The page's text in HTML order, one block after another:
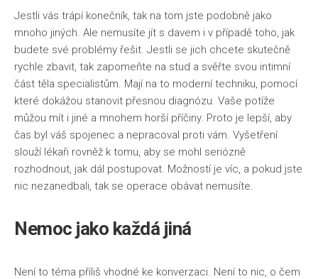
Zboží
Zdraví
Životní styl
Jestli vás trápí konečník, tak na tom jste podobně jako
mnoho jiných. Ale nemusíte jít s davem i v případě toho, jak
budete své problémy řešit. Jestli se jich chcete skutečně
rychle zbavit, tak zapomeňte na stud a svěřte svou intimní
část těla specialistům. Mají na to moderní techniku, pomocí
které dokážou stanovit přesnou diagnózu. Vaše potíže
můžou mít i jiné a mnohem horší příčiny. Proto je lepší, aby
čas byl váš spojenec a nepracoval proti vám. Vyšetření
slouží lékaři rovněž k tomu, aby se mohl seriózně
rozhodnout, jak dál postupovat. Možností je víc, a pokud jste
nic nezanedbali, tak se operace obávat nemusíte.
Nemoc jako každá jiná
Není to téma příliš vhodné ke konverzaci. Není to nic, o čem